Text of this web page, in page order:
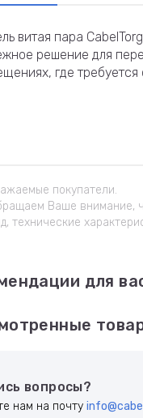
витая пара
решение для
где
покупатели.
Ваше внимание,
технические
для
вопросы?
нам на почту